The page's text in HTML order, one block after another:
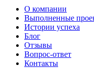
О компании
Выполненные
Истории успеха
Блог
Отзывы
Вопрос-ответ
Контакты